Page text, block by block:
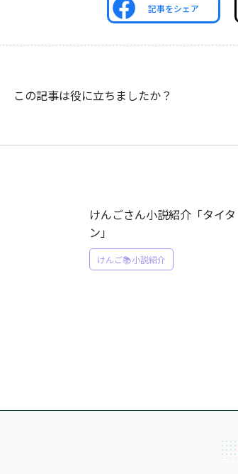
記事をシェア
この記事は役に立ちましたか？
けんごさん小説紹介「タイタ
ン」
けんご📚小説紹介